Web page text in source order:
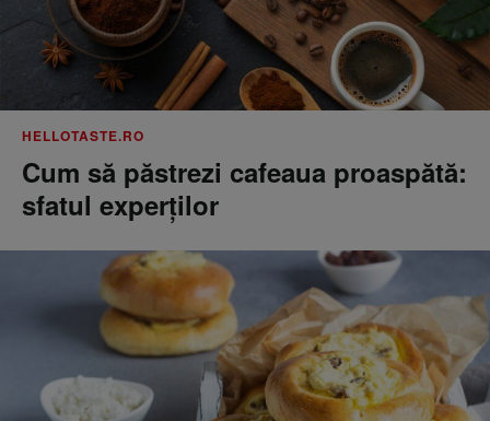
HELLOTASTE.RO
Cum să păstrezi cafeaua proaspătă:
sfatul experților